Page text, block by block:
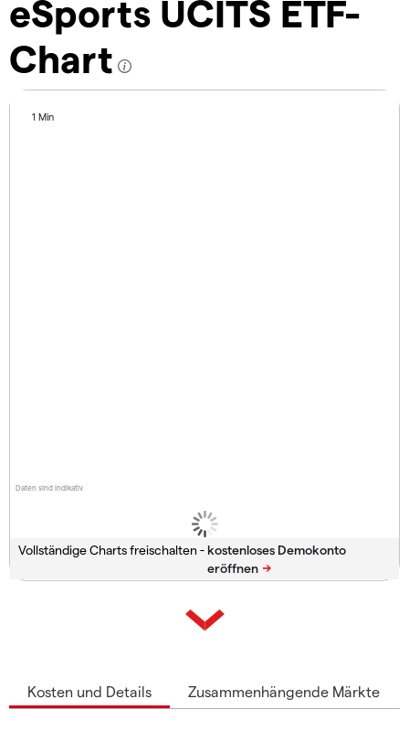
eSports UCITS ETF-
Chart
Daten sind indikativ
1 Min
Vollständige Charts freischalten -
Kosten und Details Zusammenhängende Märkte